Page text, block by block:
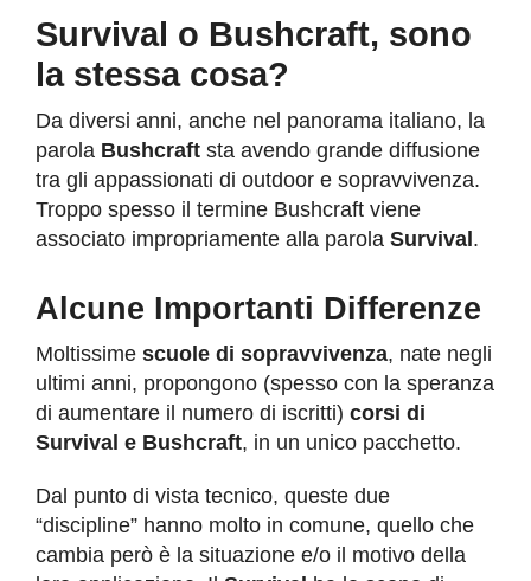
Contatti
Survival o Bushcraft, sono
la stessa cosa?
Da diversi anni, anche nel panorama italiano, la
parola Bushcraftsta avendo grande diffusione
tra gli appassionati di outdoor e sopravvivenza.
Troppo spesso il termine Bushcraft viene
associato impropriamente alla parola Survival.
Alcune Importanti Differenze
Moltissime scuole di sopravvivenza, nate negli
ultimi anni, propongono (spesso con la speranza
di aumentare il numero di iscritti) corsi di
Survival e Bushcraft, in un unico pacchetto.
Dal punto di vista tecnico, queste due
“discipline” hanno molto in comune, quello che
cambia però è la situazione e/o il motivo della